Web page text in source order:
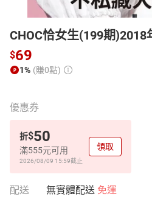
CHOC恰女生(199期)2018
$69
1% (賺0點)
優惠券
折$50
滿555元可用
2026/08/09 15:59截止
領取
配送 無實體配送 免運